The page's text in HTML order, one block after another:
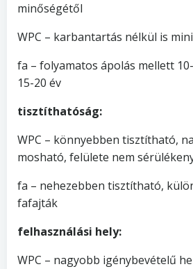
minőségétől
WPC – karbantartás nélkül is
fa – folyamatos ápolás mellett
15-20 év
tisztíthatóság:
WPC – könnyebben tisztítható,
mosható, felülete nem
fa – nehezebben tisztítható,
fafajták
felhasználási hely:
WPC – nagyobb igénybevételű